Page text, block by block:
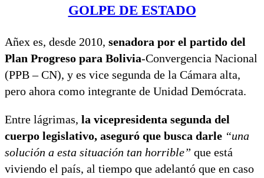
GOLPE DE ESTADO
Añex es, desde 2010, senadora por el partido del
Plan Progreso para Bolivia-Convergencia Nacional
(PPB – CN), y es vice segunda de la Cámara alta,
pero ahora como integrante de Unidad Demócrata.
Entre lágrimas, la vicepresidenta segunda del
cuerpo legislativo, aseguró que busca darle “una
solución a esta situación tan horrible” que está
viviendo el país, al tiempo que adelantó que en caso